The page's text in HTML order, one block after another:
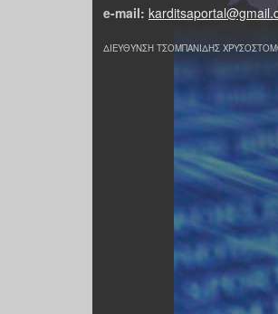
e-mail:
ΔΙΕΥΘΥΝΣΗ ΤΣΟΜΠΑΝΙΔΗΣ